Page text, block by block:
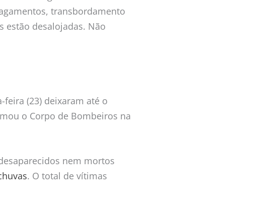
transbordamento
estão desalojadas. Não
(23) deixaram até o
o Corpo de Bombeiros na
nem mortos
. O total de vítimas